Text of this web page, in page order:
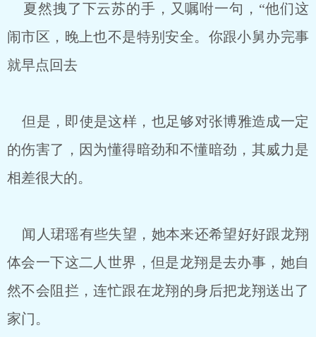
夏然拽了下云苏的手，又嘱咐一句，“他们这
闹市区，晚上也不是特别安全。你跟小舅办完事
就早点回去
但是，即使是这样，也足够对张博雅造成一定
的伤害了，因为懂得暗劲和不懂暗劲，其威力是
相差很大的。
闻人珺瑶有些失望，她本来还希望好好跟龙翔
体会一下这二人世界，但是龙翔是去办事，她自
然不会阻拦，连忙跟在龙翔的身后把龙翔送出了
家门。